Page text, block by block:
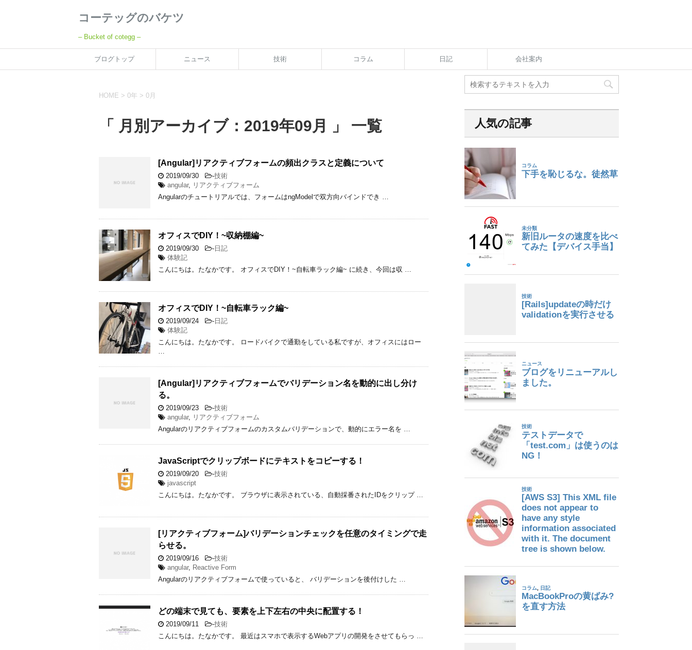
コーテッグのバケツ
– Bucket of cotegg –
ブログトップ ニュース 技術 コラム 日記 会社案内
HOME > 0年 > 0月
「 月別アーカイブ：2019年09月 」 一覧
[Angular]リアクティブフォームの頻出クラスと定義について
2019/09/30 -技術
angular, リアクティブフォーム
Angularのチュートリアルでは、フォームはngModelで双方向バインドでき …
オフィスでDIY！~収納棚編~
2019/09/30 - 日記
体験記
こんにちは。たなかです。 オフィスでDIY！~自転車ラック編~ に続き、今回は収 …
オフィスでDIY！~自転車ラック編~
2019/09/24 - 日記
体験記
こんにちは。たなかです。 ロードバイクで通勤をしている私ですが、オフィスにはロー
…
[Angular]リアクティブフォームでバリデーション名を動的に出し分け
る。
2019/09/23 -技術
angular, リアクティブフォーム
Angularのリアクティブフォームのカスタムバリデーションで、動的にエラー名を …
JavaScriptでクリップボードにテキストをコピーする！
2019/09/20 -技術
javascript
こんにちは。たなかです。 ブラウザに表示されている、自動採番されたIDをクリップ …
[リアクティブフォーム]バリデーションチェックを任意のタイミングで走
らせる。
2019/09/16 -技術
angular, Reactive Form
Angularのリアクティブフォームで使っていると、 バリデーションを後付けした …
どの端末で見ても、要素を上下左右の中央に配置する！
2019/09/11 -技術
こんにちは。たなかです。 最近はスマホで表示するWebアプリの開発をさせてもらっ …
人気の記事